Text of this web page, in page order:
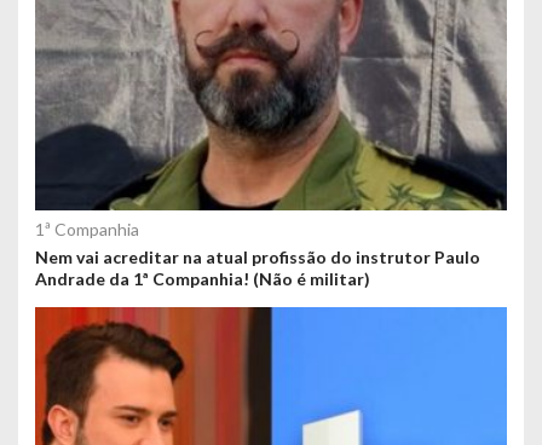
1ª Companhia
Nem vai acreditar na atual profissão do instrutor Paulo
Andrade da 1ª Companhia! (Não é militar)